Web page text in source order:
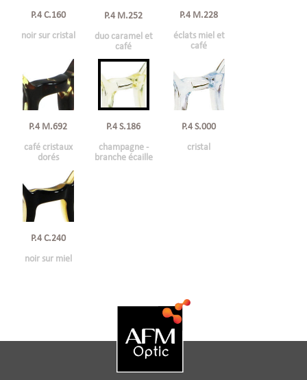
P.4 C.160
noir sur cristal
P.4 M.252
duo caramel et
café
P.4 M.228
éclats miel et
café
P.4 M.692
café cristaux
dorés
P.4 S.186
champagne -
branche écaille
P.4 S.000
cristal
P.4 C.240
noir sur miel